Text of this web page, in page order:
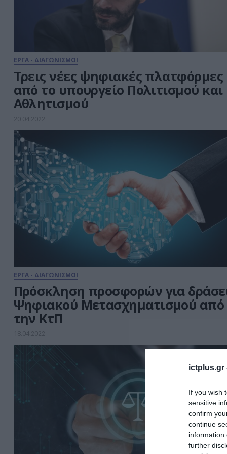
ictplus.gr
If you wish
sensitive
confirm
continue
information
further
Στρατού (ΓΥΣ), αφενός για τη
ΕΡΓΑ - ΔΙΑΓΩΝΙΣΜΟΙ
Τρεις νέες ψηφιακές πλατφόρμες
από το υπουργείο Πολιτισμού και
Αθλητισμού
20.04.2022
ΕΡΓΑ - ΔΙΑΓΩΝΙΣΜΟΙ
Πρόσκληση προσφορών για
Ψηφιακού Μετασχηματισμού από
την ΚτΠ
18.04.2022